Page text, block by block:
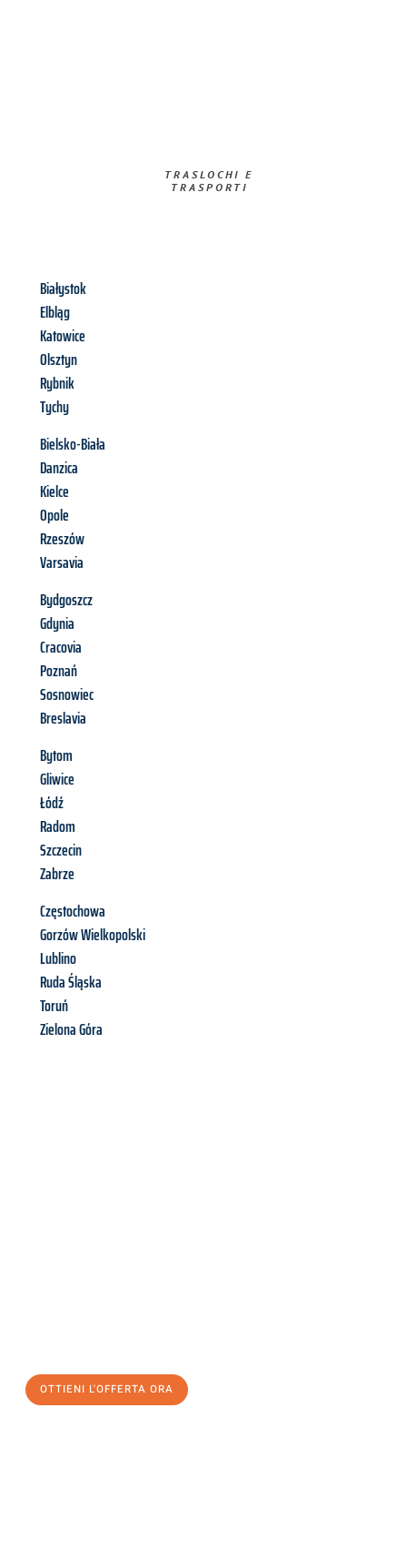
TRASLOCHI E
TRASPORTI​
Białystok
Elbląg
Katowice
Olsztyn
Rybnik
Tychy
Bielsko-Biała
Danzica
Kielce
Opole
Rzeszów
Varsavia
Bydgoszcz
Gdynia
Cracovia
Poznań
Sosnowiec
Breslavia
Bytom
Gliwice
Łódź
Radom
Szczecin
Zabrze
Częstochowa
Gorzów Wielkopolski
Lublino
Ruda Śląska
Toruń
Zielona Góra
OTTIENI L'OFFERTA ORA